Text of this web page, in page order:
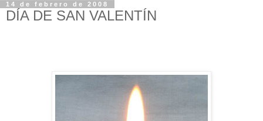
14 de febrero de 2008
DÍA DE SAN VALENTÍN